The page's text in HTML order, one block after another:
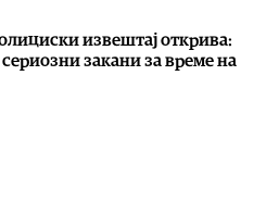
извештај открива:
закани за време на